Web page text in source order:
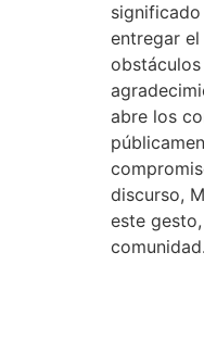
entregar
abre los
discurso,
este